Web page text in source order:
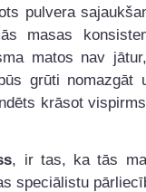
pulvera
masas
matos nav
grūti nomazgāt
krāsot
, ir tas, ka tās
speciālistu